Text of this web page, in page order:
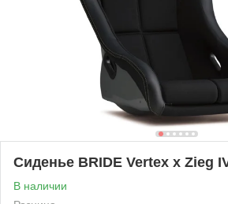
Сиденье BRIDE Vertex x Zieg
В наличии